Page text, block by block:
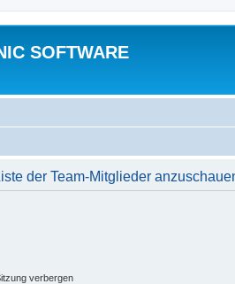
SOFTWARE
der Team-Mitglieder
verbergen